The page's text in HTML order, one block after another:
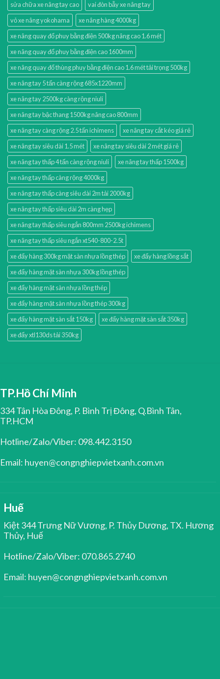
sửa chữa xe nâng tay cao
vai đòn bẫy xe nâng tay
vỏ xe nâng yokohama
xe nâng hàng 4000kg
xe nâng quay đổ phuy bằng điện 500kg nâng cao 1.6 mét
xe nâng quay đổ phuy bằng điện cao 1600mm
xe nâng quay đổ thùng phuy bằng điện cao 1.6 mét tải trọng 500kg
xe nâng tay 5 tấn càng rộng 685x1220mm
xe nâng tay 2500kg càng rộng niuli
xe nâng tay bậc thang 1500kg nâng cao 800mm
xe nâng tay càng rộng 2.5 tấn ichimens
xe nâng tay cắt kéo giá rẻ
xe nâng tay siêu dài 1.5 mét
xe nâng tay siêu dài 2 mét giá rẻ
xe nâng tay thấp 4 tấn càng rộng niuli
xe nâng tay thấp 1500kg
xe nâng tay thấp càng rộng 4000kg
xe nâng tay thấp càng siêu dài 2m tải 2000kg
xe nâng tay thấp siêu dài 2m càng hẹp
xe nâng tay thấp siêu ngắn 800mm 2500kg ichimens
xe nâng tay thấp siêu ngắn xt540-800-2.5t
xe đẩy hàng 300kg mặt sàn nhựa lồng thép
xe đẩy hàng lồng sắt
xe đẩy hàng mặt sàn nhựa 300kg lồng thép
xe đẩy hàng mặt sàn nhựa lồng thép
xe đẩy hàng mặt sàn nhựa lồng thép 300kg
xe đẩy hàng mặt sàn sắt 150kg
xe đẩy hàng mặt sàn sắt 350kg
xe đẩy xtl130ds tải 350kg
TP.Hồ Chí Minh
334 Tân Hòa Đông, P. Bình Trị Đông, Q.Bình Tân,
TP.HCM
Hotline/Zalo/Viber: 098.442.3150
Email: huyen@congnghiepvietxanh.com.vn
Huế
Kiệt 344 Trưng Nữ Vương, P. Thủy Dương, TX. Hương
Thủy, Huế
Hotline/Zalo/Viber: 070.865.2740
Email: huyen@congnghiepvietxanh.com.vn